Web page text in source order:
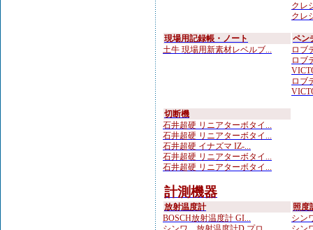
クレ
クレ
現場用記録帳・ノート
土牛 現場用新素材レベルブ...
ペン
ロブ
ロブ
ロブ
切断機
石井超硬 リニアターボタイ...
石井超硬 リニアターボタイ...
石井超硬 イナズマ IZ-...
石井超硬 リニアターボタイ...
石井超硬 リニアターボタイ...
計測機器
放射温度計
BOSCH放射温度計 GI...
照度
シン